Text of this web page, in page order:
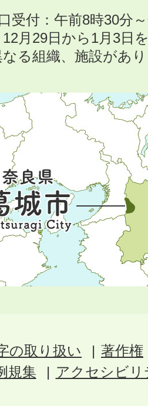
受付：午前8時30分
12月29日から1月3日
る組織、施設があ
の取り扱い
著作権
規集
アクセシビ